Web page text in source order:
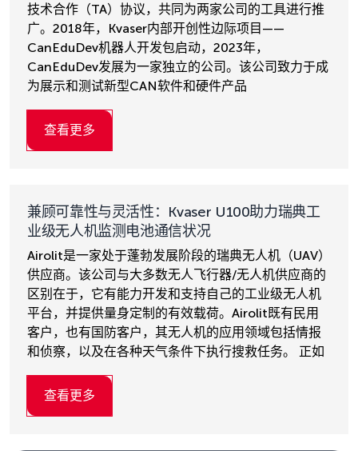
技术合作（TA）协议，共同为两家公司的工具进行推
广。2018年，Kvaser内部开创性边际项目——
CanEduDev机器人开发包启动，2023年，
CanEduDev发展为一家独立的公司。该公司致力于成
为展示和测试新型CAN软件和硬件产品
查看更多
兼顾可靠性与灵活性：Kvaser U100助力瑞典工
业级无人机监测电池通信状况
Airolit是一家处于蓬勃发展阶段的瑞典无人机（UAV）
供应商。该公司与大多数无人飞行器/无人机供应商的
区别在于，它有能力开发和支持自己的工业级无人机
平台，并提供量身定制的有效载荷。Airolit既有民用
客户，也有国防客户，其无人机的应用领域包括情报
和侦察，以及在各种天气条件下执行搜救任务。 正如
查看更多